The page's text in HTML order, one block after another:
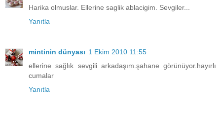
Harika olmuslar. Ellerine saglik ablacigim. Sevgiler...
Yanıtla
mintinin dünyası 1 Ekim 2010 11:55
ellerine sağlık sevgili arkadaşım.şahane görünüyor.hayırlı
cumalar
Yanıtla